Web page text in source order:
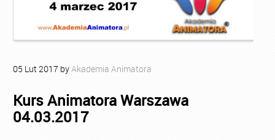
05 Lut2017 byAkademia Animatora
Kurs Animatora Warszawa
04.03.2017